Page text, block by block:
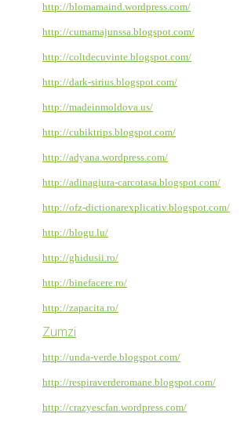
http://blomamaind.wordpress.com/
http://cumamajunssa.blogspot.com/
http://coltdecuvinte.blogspot.com/
http://dark-sirius.blogspot.com/
http://madeinmoldova.us/
http://cubiktrips.blogspot.com/
http://adyana.wordpress.com/
http://adinagiura-carcotasa.blogspot.com/
http://ofz-dictionarexplicativ.blogspot.com/
http://blogu.lu/
http://ghidusii.ro/
http://binefacere.ro/
http://zapacita.ro/
Zumzi
http://unda-verde.blogspot.com/
http://respiraverderomane.blogspot.com/
http://crazyescfan.wordpress.com/